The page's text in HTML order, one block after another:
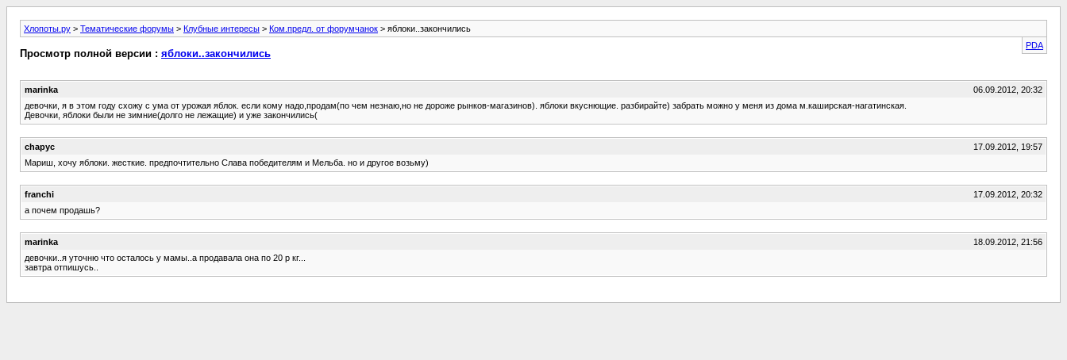
Хлопоты.ру > Тематические форумы > Клубные интересы > Ком.предл. от форумчанок > яблоки..закончились
PDA
Просмотр полной версии : яблоки..закончились
marinka
06.09.2012, 20:32
девочки, я в этом году схожу с ума от урожая яблок. если кому надо,продам(по чем незнаю,но не дороже рынков-магазинов). яблоки вкуснющие. разбирайте) забрать можно у меня из дома м.каширская-нагатинская.
Девочки, яблоки были не зимние(долго не лежащие) и уже закончились(
chapyc
17.09.2012, 19:57
Мариш, хочу яблоки. жесткие. предпочтительно Слава победителям и Мельба. но и другое возьму)
franchi
17.09.2012, 20:32
а почем продашь?
marinka
18.09.2012, 21:56
девочки..я уточню что осталось у мамы..а продавала она по 20 р кг...
завтра отпишусь..